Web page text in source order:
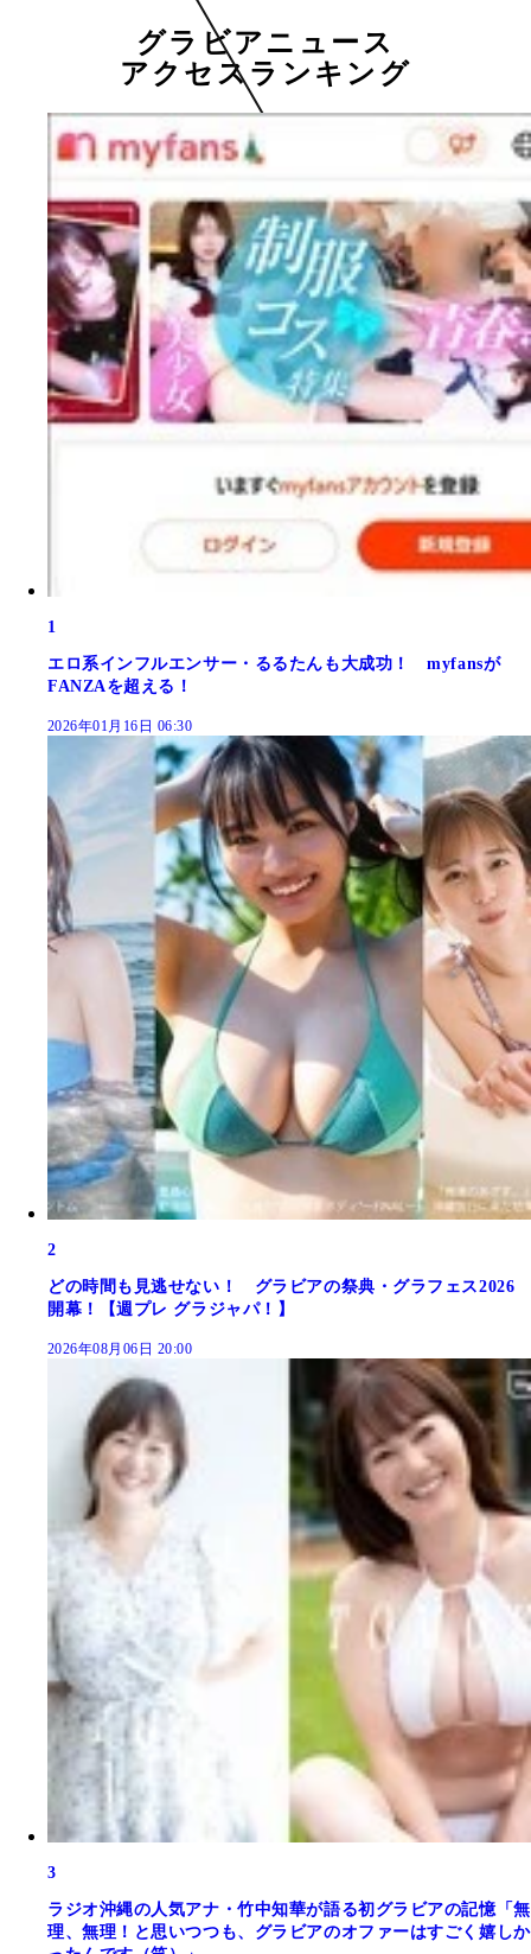
グラビアニュース
アクセスランキング
1
エロ系インフルエンサー・るるたんも大成功！ myfansが
FANZAを超える！
2026年01月16日 06:30
2
どの時間も見逃せない！ グラビアの祭典・グラフェス2026
開幕！【週プレ グラジャパ！】
2026年08月06日 20:00
3
ラジオ沖縄の人気アナ・竹中知華が語る初グラビアの記憶「無
理、無理！と思いつつも、グラビアのオファーはすごく嬉しか